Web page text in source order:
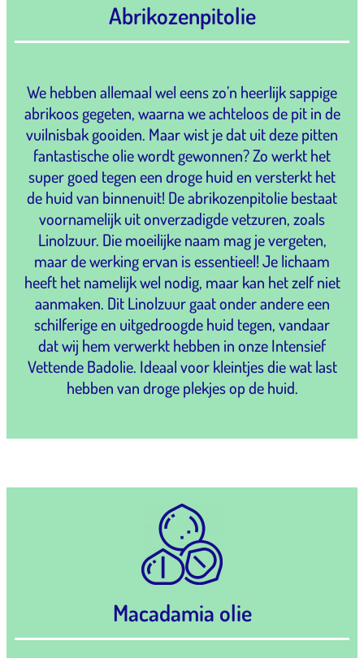
Abrikozenpitolie
We hebben allemaal wel eens zo’n heerlijk sappige
abrikoos gegeten, waarna we achteloos de pit in de
vuilnisbak gooiden. Maar wist je dat uit deze pitten
fantastische olie wordt gewonnen? Zo werkt het
super goed tegen een droge huid en versterkt het
de huid van binnenuit! De abrikozenpitolie bestaat
voornamelijk uit onverzadigde vetzuren, zoals
Linolzuur. Die moeilijke naam mag je vergeten,
maar de werking ervan is essentieel! Je lichaam
heeft het namelijk wel nodig, maar kan het zelf niet
aanmaken. Dit Linolzuur gaat onder andere een
schilferige en uitgedroogde huid tegen, vandaar
dat wij hem verwerkt hebben in onze Intensief
Vettende Badolie. Ideaal voor kleintjes die wat last
hebben van droge plekjes op de huid.
Macadamia olie